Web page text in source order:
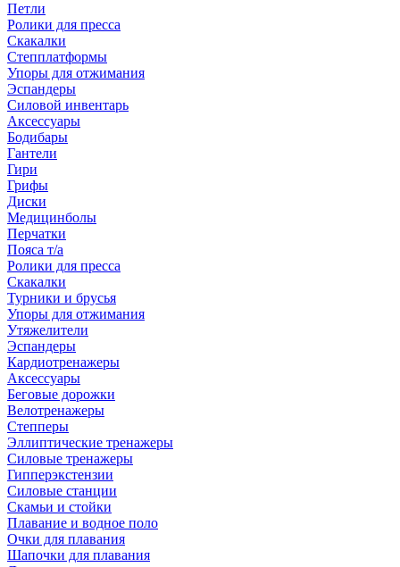
Петли
Ролики для пресса
Скакалки
Степплатформы
Упоры для отжимания
Эспандеры
Силовой инвентарь
Аксессуары
Бодибары
Гантели
Гири
Грифы
Диски
Медицинболы
Перчатки
Пояса т/а
Ролики для пресса
Скакалки
Турники и брусья
Упоры для отжимания
Утяжелители
Эспандеры
Кардиотренажеры
Аксессуары
Беговые дорожки
Велотренажеры
Степперы
Эллиптические тренажеры
Силовые тренажеры
Гипперэкстензии
Силовые станции
Скамьи и стойки
Плавание и водное поло
Очки для плавания
Шапочки для плавания